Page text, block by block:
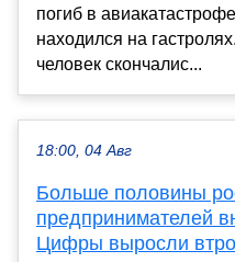
погиб в
находился на
человек скончалис...
18:00, 04 Авг
Больше половины
предпринимателей
Цифры выросли